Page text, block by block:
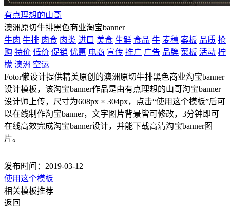
有点理想的山哥
澳洲原切牛排黑色商业淘宝banner
牛肉 牛排 肉食 肉类 进口 美食 生鲜 食品 牛 麦穗 案板 品质 抢
购 特价 低价 促销 优惠 电商 宣传 推广 广告 品牌 菜板 活动 柠
檬 澳洲 空运
Fotor懒设计提供精美原创的澳洲原切牛排黑色商业淘宝banner
设计模板，该淘宝banner作品是由有点理想的山哥淘宝banner
设计师上传，尺寸为608px × 304px，点击“使用这个模板”后可
以在线制作淘宝banner，文字图片背景皆可修改，3分钟即可
在线高效完成淘宝banner设计，并能下载高清淘宝banner图
片。
发布时间：2019-03-12
使用这个模板
相关模板推荐
返回